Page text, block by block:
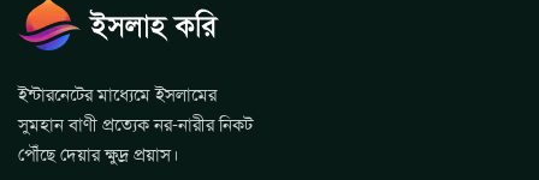
ইন্টারনেটের মাধ্যেমে ইসলামের
সুমহান বাণী প্রত্যেক নর-নারীর নিকট
পৌঁছে দেয়ার ক্ষুদ্র প্রয়াস।